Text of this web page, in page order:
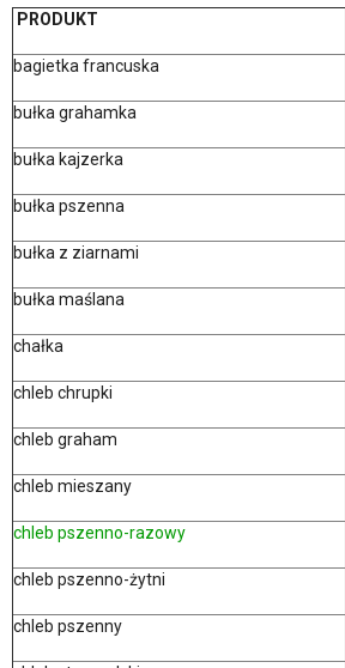
PRODUKT
bagietka francuska
bułka grahamka
bułka kajzerka
bułka pszenna
bułka z ziarnami
bułka maślana
chałka
chleb chrupki
chleb graham
chleb mieszany
chleb pszenno-razowy
chleb pszenno-żytni
chleb pszenny